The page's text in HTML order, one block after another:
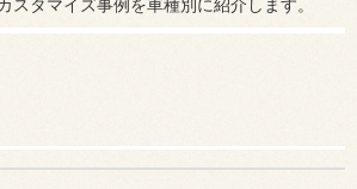
スタマイズ事例を車種別に紹介します。